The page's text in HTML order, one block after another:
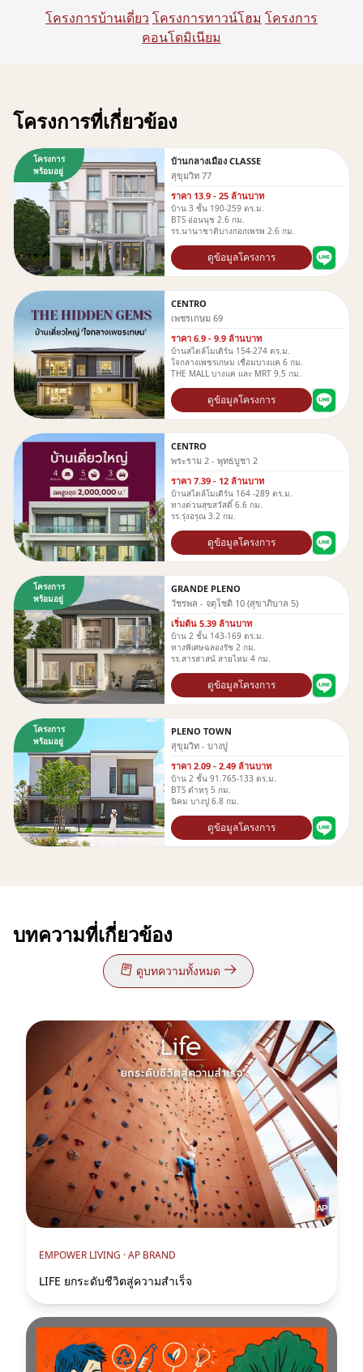
โครงการบ้านเดี่ยว โครงการทาวน์โฮม โครงการ
คอนโดมิเนียม
โครงการที่เกี่ยวข้อง
โครงการ
พร้อมอยู่
บ้านกลางเมือง CLASSE
สุขุมวิท 77
ราคา 13.9 - 25 ล้านบาท
บ้าน 3 ชั้น 190-259 ตร.ม.
BTS อ่อนนุช 2.6 กม.
รร.นานาชาติบางกอกเพรพ 2.6 กม.
ดูข้อมูลโครงการ
CENTRO
เพชรเกษม 69
ราคา 6.9 - 9.9 ล้านบาท
บ้านสไตล์โมเดิร์น 154-274 ตร.ม.
ใจกลางเพชรเกษม เชื่อมบางแค 6 กม.
THE MALL บางแค และ MRT 9.5 กม.
ดูข้อมูลโครงการ
CENTRO
พระราม 2 - พุทธบูชา 2
ราคา 7.39 - 12 ล้านบาท
บ้านสไตล์โมเดิร์น 164 -289 ตร.ม.
ทางด่วนสุขสวัสดิ์ 6.6 กม.
รร.รุ่งอรุณ 3.2 กม.
ดูข้อมูลโครงการ
โครงการ
พร้อมอยู่
GRANDE PLENO
วัชรพล - จตุโชติ 10 (สุขาภิบาล 5)
เริ่มต้น 5.39 ล้านบาท
บ้าน 2 ชั้น 143-169 ตร.ม.
ทางพิเศษฉลองรัช 2 กม.
รร.สารสาสน์ สายไหม 4 กม.
ดูข้อมูลโครงการ
โครงการ
พร้อมอยู่
PLENO TOWN
สุขุมวิท - บางปู
ราคา 2.09 - 2.49 ล้านบาท
บ้าน 2 ชั้น 91.765-133 ตร.ม.
BTS ตำหรุ 5 กม.
นิคม บางปู 6.8 กม.
ดูข้อมูลโครงการ
บทความที่เกี่ยวข้อง
ดูบทความทั้งหมด
EMPOWER LIVING ·AP BRAND
LIFE ยกระดับชีวิตสู่ความสำเร็จ